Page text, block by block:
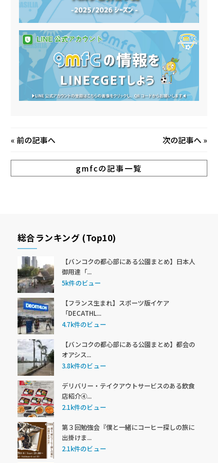
«前の記事へ 次の記事へ »
gmfcの記事一覧
総合ランキング (Top10)
【バンコクの都心部にある公園まとめ】日本人
御用達「...
5k件のビュー
【フランス生まれ】スポーツ版イケア
「DECATHL...
4.7k件のビュー
【バンコクの都心部にある公園まとめ】都会の
オアシス...
3.8k件のビュー
デリバリー・テイクアウトサービスのある飲食
店紹介④...
2.1k件のビュー
第３回勉強会『僕と一緒にコーヒー探しの旅に
出掛けま...
2.1k件のビュー